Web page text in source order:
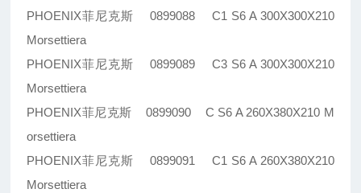
PHOENIX菲尼克斯 0899088 C1 S6 A 300X300X210
Morsettiera
PHOENIX菲尼克斯 0899089 C3 S6 A 300X300X210
Morsettiera
PHOENIX菲尼克斯 0899090 C S6 A 260X380X210 M
orsettiera
PHOENIX菲尼克斯 0899091 C1 S6 A 260X380X210
Morsettiera